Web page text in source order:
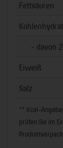
Fettsäuren
- davon
Eiweiß
Salz
** Kcal-
prüfen Sie im